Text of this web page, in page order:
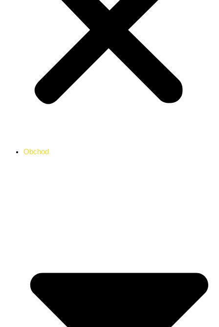
Obchod